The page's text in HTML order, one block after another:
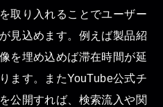
取り入れることでユーザー
見込めます。例えば製品紹
を埋め込めば滞在時間が延
ます。またYouTube公式チ
公開すれば、検索流入や関